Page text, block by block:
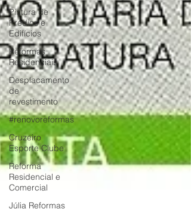
Pintura de
Prédios e
Edifícios
Reformas
Residenciais
Desplacamento
de
revestimento
#renovoreformas
Cruzeiro
Esporte Clube
Reforma
Residencial e
Comercial
Júlia Reformas